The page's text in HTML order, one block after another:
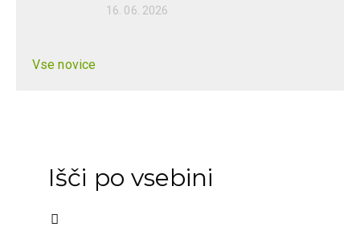
16. 06. 2026
Vse novice
Išči po vsebini